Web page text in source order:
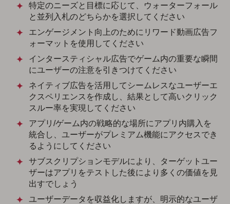
特定のニーズと目標に応じて、ウォーターフォール
と並列入札のどちらかを選択してください
エンゲージメント向上のためにリワード動画広告フ
ォーマットを使用してください
インタースティシャル広告でゲーム内の重要な瞬間
にユーザーの注意を引きつけてください
ネイティブ広告を活用してシームレスなユーザーエ
クスペリエンスを作成し、結果として高いクリック
スルー率を実現してください
アプリ/ゲーム内の戦略的な場所にアプリ内購入を
統合し、ユーザーがプレミアム機能にアクセスでき
るようにしてください
サブスクリプションモデルにより、ターゲットユー
ザーはアプリをテストした後により多くの価値を見
出すでしょう
ユーザーデータを収益化しますが、明示的なユーザ